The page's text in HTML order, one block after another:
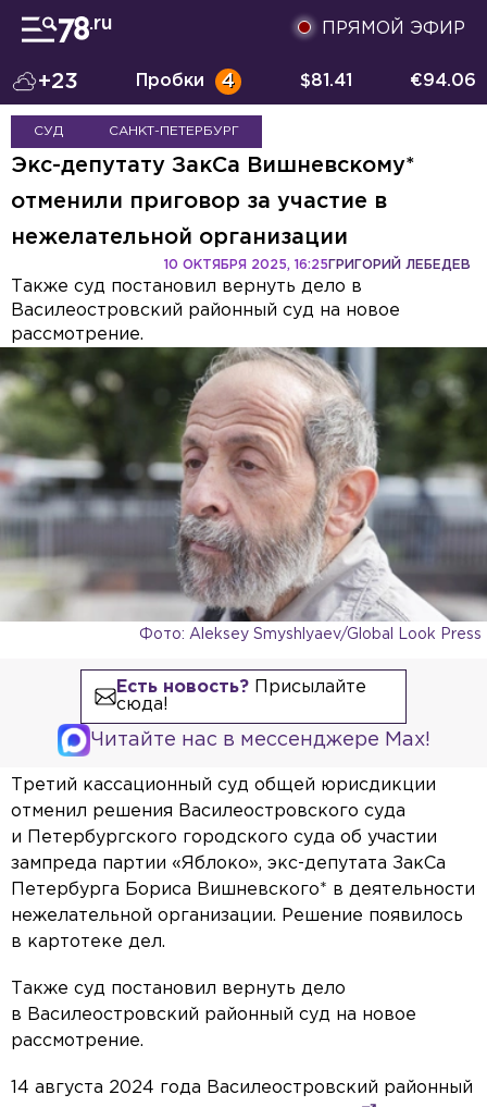
ПРЯМОЙ ЭФИР
+23 Пробки 4 $81.41 €94.06
СУД САНКТ-ПЕТЕРБУРГ
Экс-депутату ЗакСа Вишневскому*
отменили приговор за участие в
нежелательной организации
ГРИГОРИЙ ЛЕБЕДЕВ
10 ОКТЯБРЯ 2025, 16:25
Также суд постановил вернуть дело в
Василеостровский районный суд на новое
рассмотрение.
Фото: Aleksey Smyshlyaev/Global Look Press
Есть новость?Присылайте
сюда!
Читайте нас в мессенджере Max!
Третий кассационный суд общей юрисдикции
отменил решения Василеостровского суда
и Петербургского городского суда об участии
зампреда партии «Яблоко», экс-депутата ЗакСа
Петербурга Бориса Вишневского* в деятельности
нежелательной организации. Решение появилось
в картотеке дел.
Также суд постановил вернуть дело
в Василеостровский районный суд на новое
рассмотрение.
14 августа 2024 года Василеостровский районный